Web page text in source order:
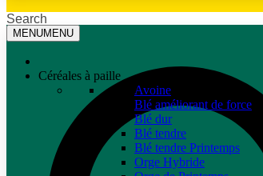
Search
MENUMENU
Céréales à paille
Avoine
Blé améliorant de force
Blé dur
Blé tendre
Blé tendre Printemps
Orge Hybride